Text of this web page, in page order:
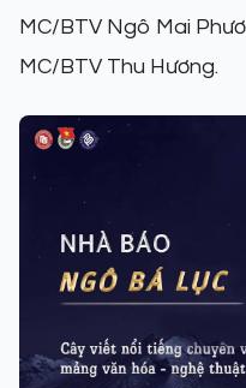
MC/BTV Ngô Mai
MC/BTV Thu Hương.